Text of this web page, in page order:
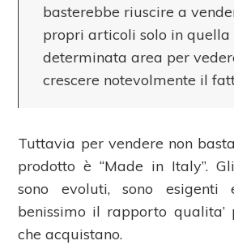
basterebbe riuscire a
propri articoli solo in quella
determinata area per
crescere notevolmente il
Tuttavia per vendere non
prodotto è “Made in Italy”.
sono evoluti, sono esigenti
benissimo il rapporto qualita’
che acquistano.